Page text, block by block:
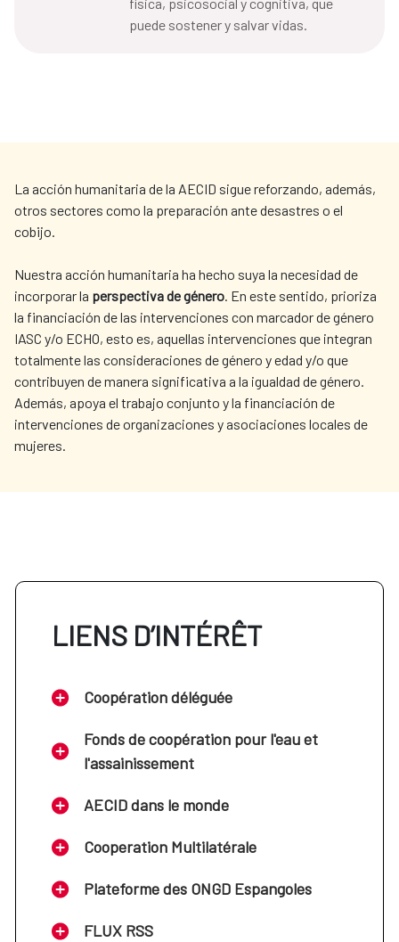
puede sostener y salvar vidas.
La acción humanitaria de la AECID sigue reforzando, además,
otros sectores como la preparación ante desastres o el
cobijo.
Nuestra acción humanitaria ha hecho suya la necesidad de
incorporar la perspectiva de género. En este sentido, prioriza
la financiación de las intervenciones con marcador de género
IASC y/o ECHO, esto es, aquellas intervenciones que integran
totalmente las consideraciones de género y edad y/o que
contribuyen de manera significativa a la igualdad de género.
Además, apoya el trabajo conjunto y la financiación de
intervenciones de organizaciones y asociaciones locales de
mujeres.
LIENS D’INTÉRÊT
Coopération déléguée
Fonds de coopération pour l'eau et
l'assainissement
AECID dans le monde
Cooperation Multilatérale
Plateforme des ONGD Espangoles
FLUX RSS